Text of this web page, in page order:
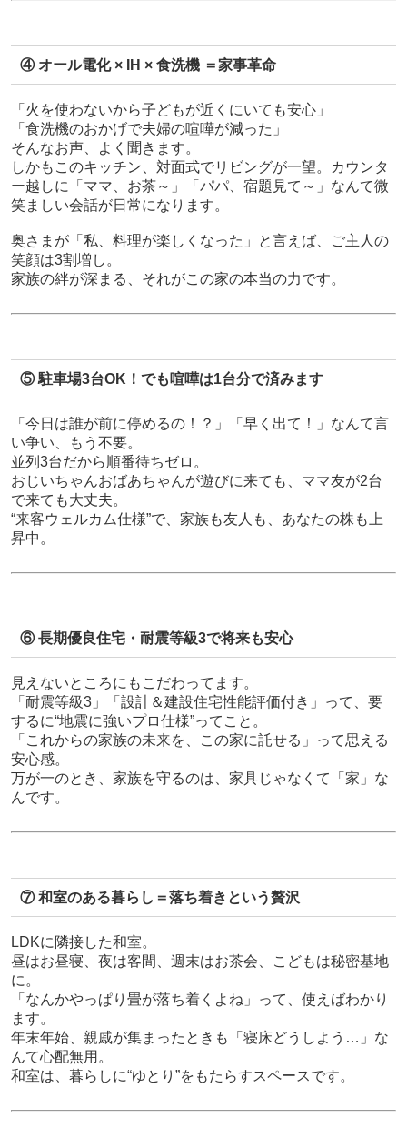
④ オール電化 × IH × 食洗機 ＝家事革命
「火を使わないから子どもが近くにいても安心」
「食洗機のおかげで夫婦の喧嘩が減った」
そんなお声、よく聞きます。
しかもこのキッチン、対面式でリビングが一望。カウンタ
ー越しに「ママ、お茶～」「パパ、宿題見て～」なんて微
笑ましい会話が日常になります。
奥さまが「私、料理が楽しくなった」と言えば、ご主人の
笑顔は3割増し。
家族の絆が深まる、それがこの家の本当の力です。
⑤ 駐車場3台OK！でも喧嘩は1台分で済みます
「今日は誰が前に停めるの！？」「早く出て！」なんて言
い争い、もう不要。
並列3台だから順番待ちゼロ。
おじいちゃんおばあちゃんが遊びに来ても、ママ友が2台
で来ても大丈夫。
“来客ウェルカム仕様”で、家族も友人も、あなたの株も上
昇中。
⑥ 長期優良住宅・耐震等級3で将来も安心
見えないところにもこだわってます。
「耐震等級3」「設計＆建設住宅性能評価付き」って、要
するに“地震に強いプロ仕様”ってこと。
「これからの家族の未来を、この家に託せる」って思える
安心感。
万が一のとき、家族を守るのは、家具じゃなくて「家」な
んです。
⑦ 和室のある暮らし＝落ち着きという贅沢
LDKに隣接した和室。
昼はお昼寝、夜は客間、週末はお茶会、こどもは秘密基地
に。
「なんかやっぱり畳が落ち着くよね」って、使えばわかり
ます。
年末年始、親戚が集まったときも「寝床どうしよう…」な
んて心配無用。
和室は、暮らしに“ゆとり”をもたらすスペースです。